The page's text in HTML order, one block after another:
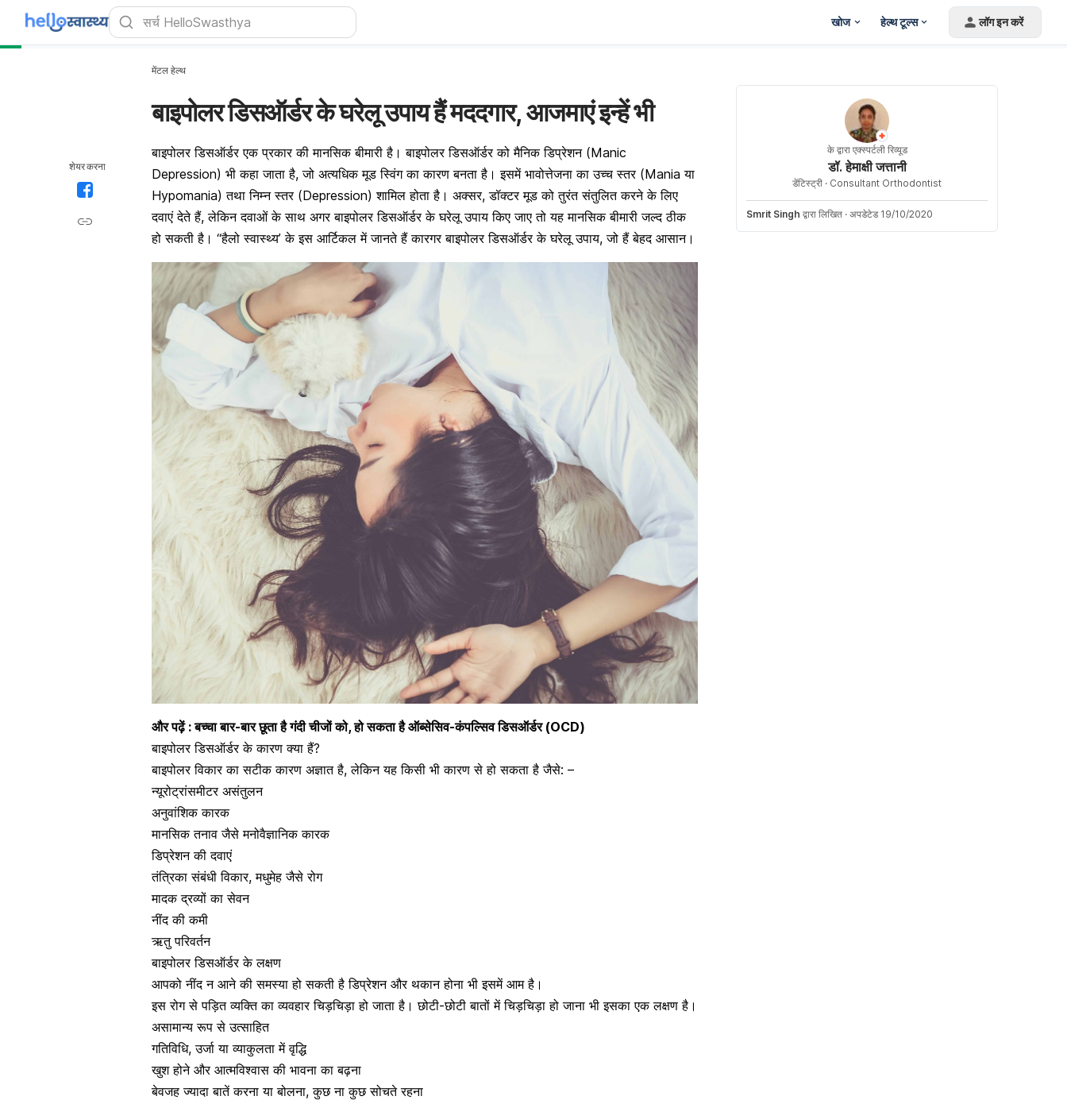
खोज हेल्थ टूल्स लॉग इन करें
शेयर करना
मेंटल हेल्थ
बाइपोलर डिसऑर्डर के घरेलू उपाय हैं मददगार, आजमाएं इन्हें भी
बाइपोलर डिसऑर्डर एक प्रकार की मानसिक बीमारी है।बाइपोलर डिसऑर्डरको मैनिकडिप्रेशन (Manic
Depression) भी कहा जाता है, जो अत्यधिक मूड स्विंग का कारण बनता है। इसमें भावोत्तेजना का उच्च स्तर (Mania या
Hypomania) तथा निम्न स्तर (Depression) शामिल होता है। अक्सर, डॉक्टर मूड को तुरंत संतुलित करने के लिए
दवाएं देते हैं, लेकिन दवाओं के साथ अगरबाइपोलर डिसऑर्डरके घरेलू उपाय किए जाए तो यह मानसिक बीमारी जल्द ठीक
हो सकती है। “हैलो स्वास्थ्य’ के इस आर्टिकल में जानते हैं कारगर बाइपोलर डिसऑर्डर के घरेलू उपाय, जो हैं बेहद आसान।
और पढ़ें :बच्चा बार-बार छूता है गंदी चीजों को, हो सकता है ऑब्सेसिव-कंपल्सिव डिसऑर्डर (OCD)
बाइपोलर डिसऑर्डर के कारण क्या हैं?
बाइपोलर विकार का सटीक कारण अज्ञात है, लेकिन यह किसी भी कारण से हो सकता है जैसे: –
न्यूरोट्रांसमीटर असंतुलन
अनुवांशिक कारक
मानसिक तनाव जैसे मनोवैज्ञानिक कारक
डिप्रेशन की दवाएं
तंत्रिका संबंधी विकार, मधुमेह जैसे रोग
मादक द्रव्यों का सेवन
नींद की कमी
ऋतु परिवर्तन
बाइपोलर डिसऑर्डर के लक्षण
आपको नींद न आने की समस्‍या हो सकती है डिप्रेशन और थकान होना भी इसमें आम है।
इस रोग से पड़ित व्यक्ति का व्यवहार चिड़चिड़ा हो जाता है। छोटी-छोटी बातों में चिड़चिड़ा हो जाना भी इसका एक लक्षण है।
असामान्य रूप से उत्साहित
गतिविधि, उर्जा या व्याकुलता में वृद्धि
खुश होने और आत्मविश्वास की भावना का बढ़ना
बेवजह ज्यादा बातें करना या बोलना, कुछ ना कुछ सोचते रहना
के द्वारा एक्स्पर्टली रिव्यूड
डॉ. हेमाक्षी जत्तानी
डेंटिस्ट्री · Consultant Orthodontist
Smrit Singh द्वारा लिखित · अपडेटेड 19/10/2020